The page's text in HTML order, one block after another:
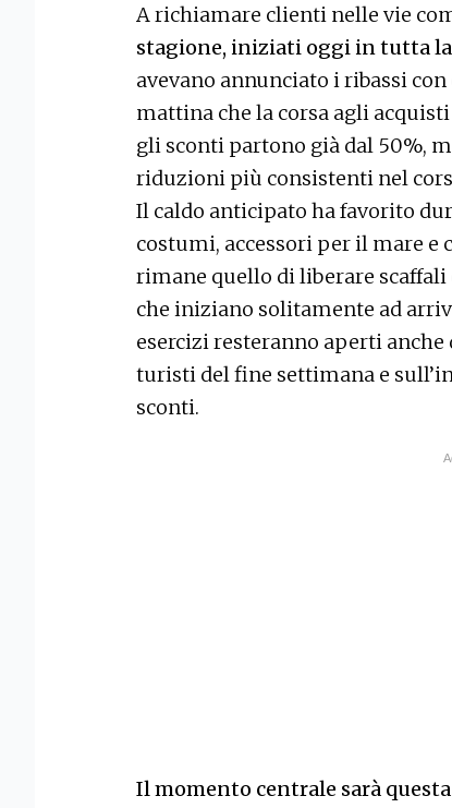
A richiamare clienti nelle vie
stagione, iniziati oggi in tutta
avevano annunciato i ribassi
mattina che la corsa agli
gli sconti partono già dal 50%,
riduzioni più consistenti nel
Il caldo anticipato ha favorito
costumi, accessori per il mare e
rimane quello di liberare
che iniziano solitamente ad
esercizi resteranno aperti
turisti del fine settimana e
sconti.
Il momento centrale sarà